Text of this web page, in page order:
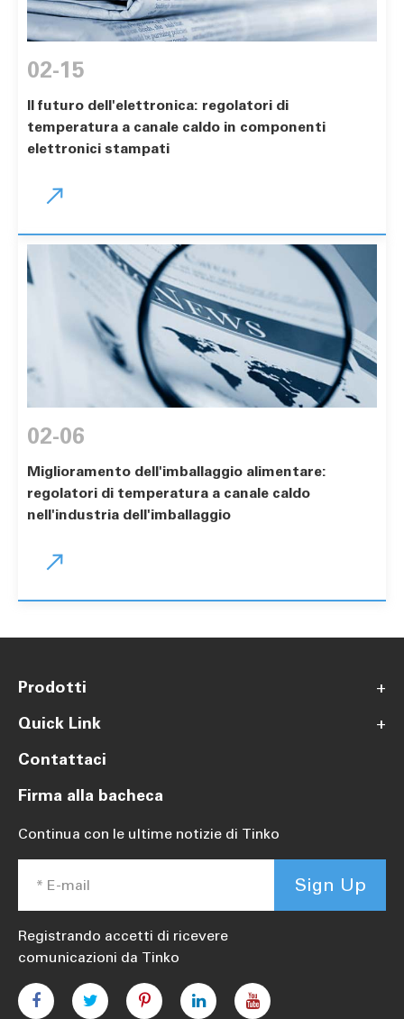
02-15
Il futuro dell'elettronica: regolatori di
temperatura a canale caldo in componenti
elettronici stampati

02-06
Miglioramento dell'imballaggio alimentare:
regolatori di temperatura a canale caldo
nell'industria dell'imballaggio

Prodotti
+
Quick Link
+
Contattaci
Firma alla bacheca
Continua con le ultime notizie di Tinko
Sign Up
Registrando accetti di ricevere
comunicazioni da Tinko